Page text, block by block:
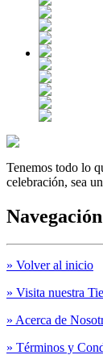
Tenemos todo lo
celebración, sea
Navegación
» Volver al inicio
» Visita nuestra
» Acerca de
» Términos y